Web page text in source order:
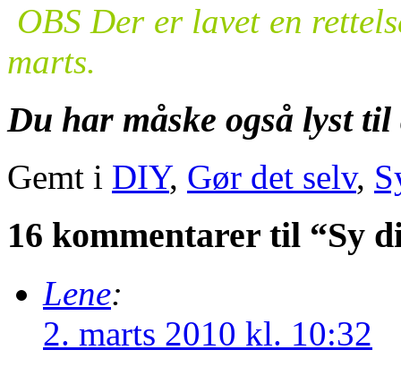
OBS Der er lavet en
marts.
Du har måske også lyst
Gemt i DIY, Gør det selv,
16 kommentarer til “Sy
Lene:
2. marts 2010 kl. 10:32